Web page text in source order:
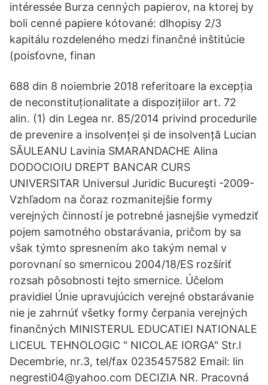
intéressée Burza cenných papierov, na ktorej by
boli cenné papiere kótované: dlhopisy 2/3
kapitálu rozdeleného medzi finančné inštitúcie
(poisťovne, finan
688 din 8 noiembrie 2018 referitoare la excepția
de neconstituționalitate a dispozițiilor art. 72
alin. (1) din Legea nr. 85/2014 privind procedurile
de prevenire a insolvenței și de insolvență Lucian
SĂULEANU Lavinia SMARANDACHE Alina
DODOCIOIU DREPT BANCAR CURS
UNIVERSITAR Universul Juridic Bucureşti -2009-
Vzhľadom na čoraz rozmanitejšie formy
verejných činností je potrebné jasnejšie vymedziť
pojem samotného obstarávania, pričom by sa
však týmto spresnením ako takým nemal v
porovnaní so smernicou 2004/18/ES rozšíriť
rozsah pôsobnosti tejto smernice. Účelom
pravidiel Únie upravujúcich verejné obstarávanie
nie je zahrnúť všetky formy čerpania verejných
finančných MINISTERUL EDUCATIEI NATIONALE
LICEUL TEHNOLOGIC " NICOLAE IORGA" Str.l
Decembrie, nr.3, tel/fax 0235457582 Email: lin
negresti04@yahoo.com DECIZIA NR. Pracovná